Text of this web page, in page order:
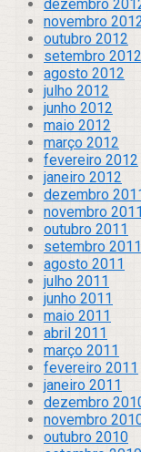
dezembro
novembro
outubro 2012
setembro 2012
agosto 2012
julho 2012
junho 2012
maio 2012
março 2012
fevereiro 2012
janeiro 2012
dezembro
novembro 2011
outubro 2011
setembro 2011
agosto 2011
julho 2011
junho 2011
maio 2011
abril 2011
março 2011
fevereiro 2011
janeiro 2011
dezembro
novembro
outubro 2010